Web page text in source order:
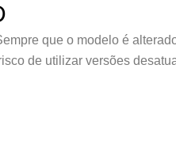
que o modelo é
de utilizar versões